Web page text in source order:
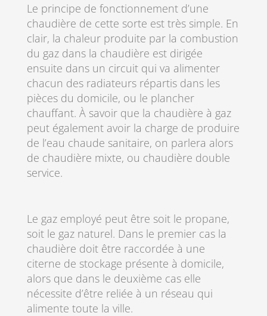
Le principe de fonctionnement d’une
chaudière de cette sorte est très simple. En
clair, la chaleur produite par la combustion
du gaz dans la chaudière est dirigée
ensuite dans un circuit qui va alimenter
chacun des radiateurs répartis dans les
pièces du domicile, ou le plancher
chauffant. À savoir que la chaudière à gaz
peut également avoir la charge de produire
de l’eau chaude sanitaire, on parlera alors
de chaudière mixte, ou chaudière double
service.
Le gaz employé peut être soit le propane,
soit le gaz naturel. Dans le premier cas la
chaudière doit être raccordée à une
citerne de stockage présente à domicile,
alors que dans le deuxième cas elle
nécessite d’être reliée à un réseau qui
alimente toute la ville.